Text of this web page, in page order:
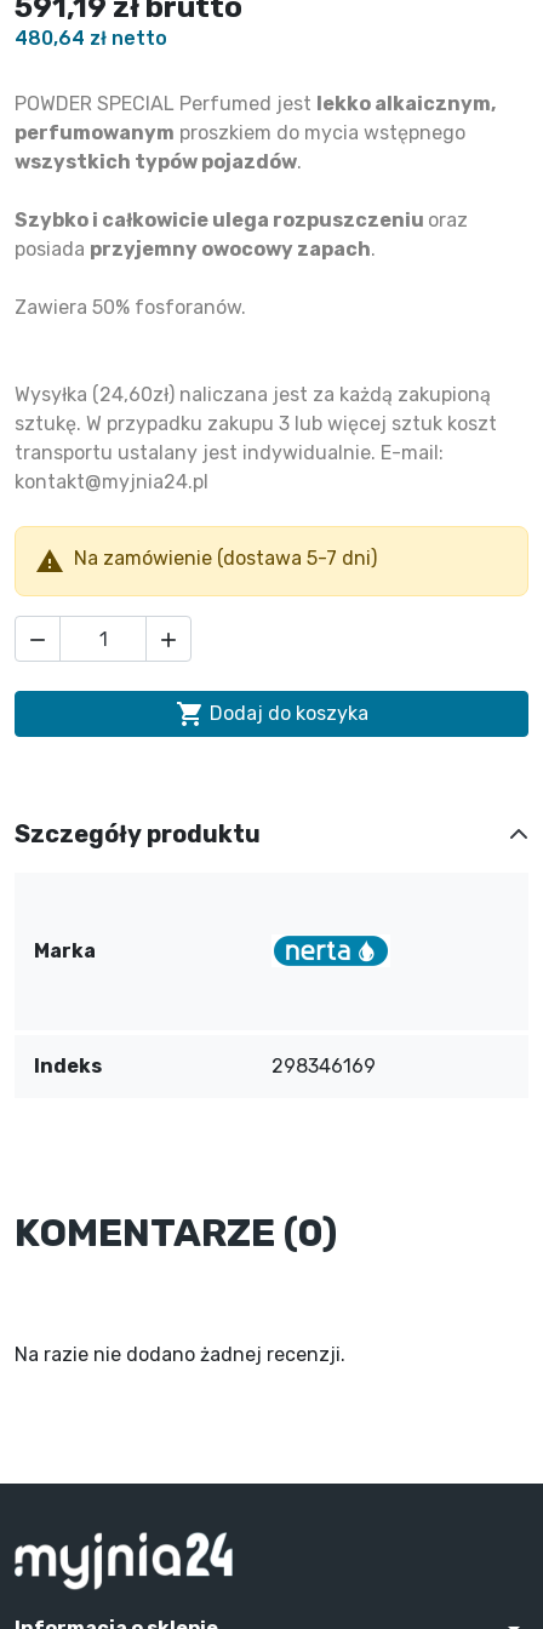
591,19 zł brutto
480,64 zł netto
POWDER SPECIAL Perfumed jest lekko alkaicznym,
perfumowanym proszkiem do mycia wstępnego
wszystkich typów pojazdów.
Szybko i całkowicie ulega rozpuszczeniu oraz
posiada przyjemny owocowy zapach.
Zawiera 50% fosforanów.
Wysyłka (24,60zł) naliczana jest za każdą zakupioną
sztukę. W przypadku zakupu 3 lub więcej sztuk koszt
transportu ustalany jest indywidualnie. E-mail:
kontakt@myjnia24.pl
 Na zamówienie (dostawa 5-7 dni)
 
 Dodaj do koszyka
Szczegóły produktu
Marka
Indeks 298346169
KOMENTARZE (0)
Na razie nie dodano żadnej recenzji.